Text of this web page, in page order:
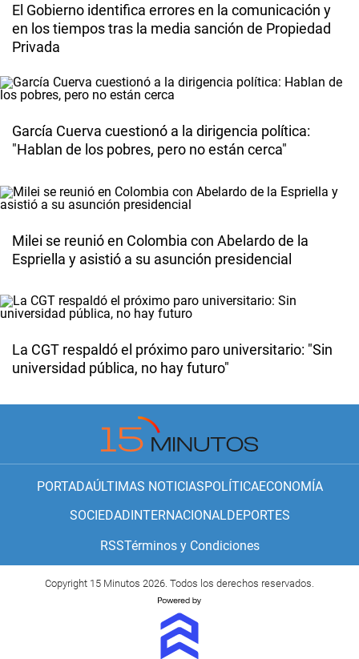
El Gobierno identifica errores en la comunicación y
en los tiempos tras la media sanción de Propiedad
Privada
García Cuerva cuestionó a la dirigencia política:
"Hablan de los pobres, pero no están cerca"
Milei se reunió en Colombia con Abelardo de la
Espriella y asistió a su asunción presidencial
La CGT respaldó el próximo paro universitario: "Sin
universidad pública, no hay futuro"
PORTADAÚLTIMAS NOTICIASPOLÍTICAECONOMÍA
SOCIEDAD INTERNACIONALDEPORTES
RSSTérminos y Condiciones
Copyright 15 Minutos 2026. Todos los derechos reservados.